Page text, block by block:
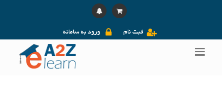
ورود به سامانه ثبت نام